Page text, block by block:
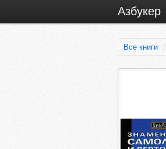
Азбукер
Все книги /